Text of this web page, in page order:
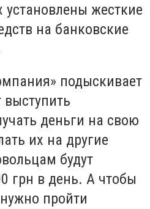
установлены жесткие
на банковские
подыскивает
деньги на свою
их на другие
будут
грн в день. А чтобы
пройти